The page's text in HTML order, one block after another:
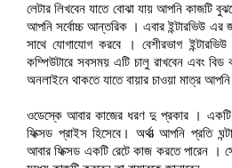
লেটার লিখবেন যাতে বোঝা যায় আপনি কাজটি
আপনি সর্বোচ্চ আন্তরিক । এবার ইন্টারভিউ এর
সাথে যোগাযোগ করবে । বেশীরভাগ
কম্পিউটারে সবসময় এটি চালু রাখবেন এবং বিড
অনলাইনে থাকতে যাতে বায়ার চাওয়া মাত্র
ওডেস্কে আবার কাজের ধরণ দু প্রকার । একটি
ফিক্সড প্রাইস হিসেবে। অর্থাত্‍ আপনি প্রতি
আবার ফিক্সড একটি রেটে কাজ করতে পারেন ।